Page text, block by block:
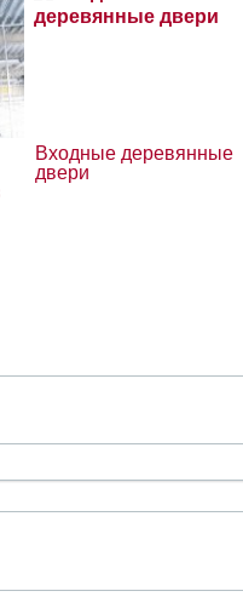
Входные деревянные
двери